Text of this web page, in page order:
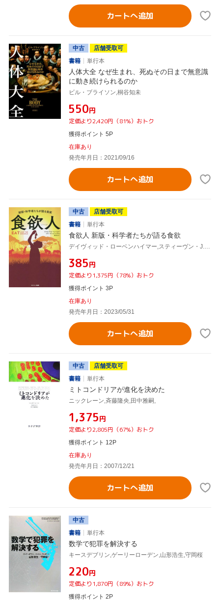
カートへ追加
中古
店舗受取可
書籍
単行本
人体大全 なぜ生まれ、死ぬその日まで無意識
に動き続けられるのか
ビル・ブライソン,桐谷知未
¥550円
定価より2,420円（81%）おトク
獲得ポイント 5P
在庫あり
発売年月日：2021/09/16
カートへ追加
中古
店舗受取可
書籍
単行本
食欲人 新版・科学者たちが語る食欲
¥385円
定価より1,375円（78%）おトク
獲得ポイント 3P
在庫あり
発売年月日：2023/05/31
カートへ追加
中古
店舗受取可
書籍
単行本
ミトコンドリアが進化を決めた
ニックレーン,斉藤隆央,田中雅嗣,
¥1,375円
定価より2,805円（67%）おトク
獲得ポイント 12P
在庫あり
発売年月日：2007/12/21
カートへ追加
中古
書籍
単行本
数学で犯罪を解決する
キースデブリン,ゲーリーローデン,山形浩生,守岡桜
¥220円
定価より1,870円（89%）おトク
獲得ポイント 2P